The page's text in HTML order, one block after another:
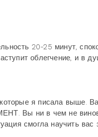
20-25 минут,
облегчение, и в
я писала выше.
Вы ни в чем не
смогла научить вас